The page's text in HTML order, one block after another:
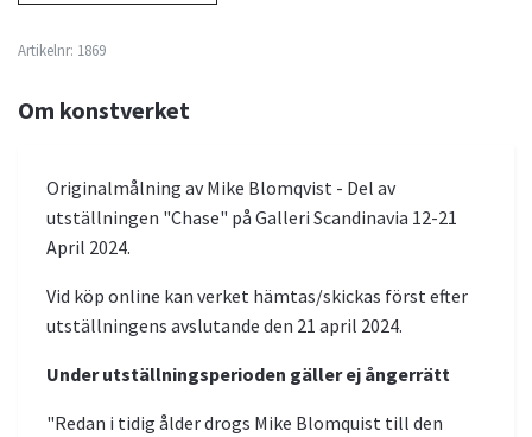
Artikelnr: 1869
Om konstverket
Originalmålning av Mike Blomqvist - Del av
utställningen "Chase" på Galleri Scandinavia 12-21
April 2024.
Vid köp online kan verket hämtas/skickas först efter
utställningens avslutande den 21 april 2024.
Under utställningsperioden gäller ej ångerrätt
"Redan i tidig ålder drogs Mike Blomquist till den